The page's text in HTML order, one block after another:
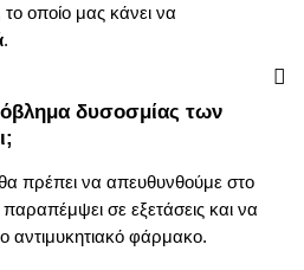
το οποίο μας κάνει να
.
δυσοσμίας των
πρέπει να απευθυνθούμε στο
σε εξετάσεις και να
αντιμυκητιακό φάρμακο.